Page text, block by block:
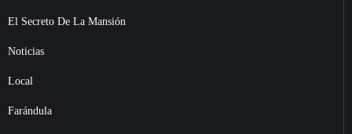
El Secreto De La Mansión
Noticias
Local
Farándula